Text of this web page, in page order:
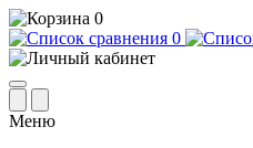
0
0
Меню